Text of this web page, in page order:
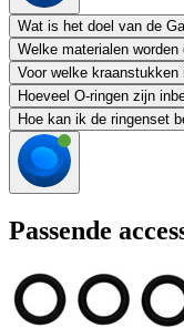
Wat is het doel van de
Welke materialen
Voor welke
Hoeveel O-ringen zijn
Hoe kan ik de ringenset
Passende